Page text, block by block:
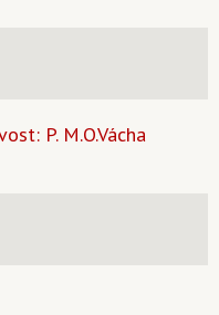
P. M.O.Vácha